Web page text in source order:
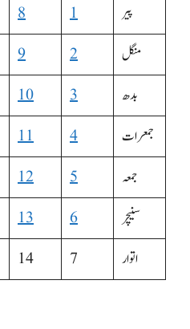
8 1
پیر
9 2
منگل
10 3
بدھ
11 4
جمعرات
12 5
جمعہ
13 6
سنیچر
14 7 اتوار